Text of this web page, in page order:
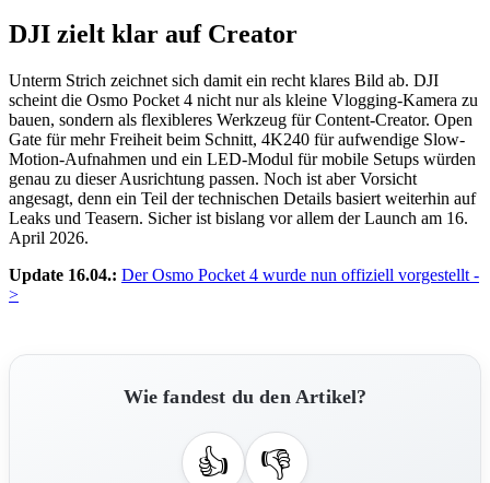
DJI zielt klar auf Creator
Unterm Strich zeichnet sich damit ein recht klares Bild ab. DJI
scheint die Osmo Pocket 4 nicht nur als kleine Vlogging-Kamera zu
bauen, sondern als flexibleres Werkzeug für Content-Creator. Open
Gate für mehr Freiheit beim Schnitt, 4K240 für aufwendige Slow-
Motion-Aufnahmen und ein LED-Modul für mobile Setups würden
genau zu dieser Ausrichtung passen. Noch ist aber Vorsicht
angesagt, denn ein Teil der technischen Details basiert weiterhin auf
Leaks und Teasern. Sicher ist bislang vor allem der Launch am 16.
April 2026.
Update 16.04.: Der Osmo Pocket 4 wurde nun offiziell vorgestellt -
>
Wie fandest du den Artikel?
👍 👎